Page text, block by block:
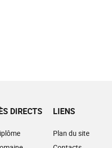
DIRECTS LIENS
Plan du site